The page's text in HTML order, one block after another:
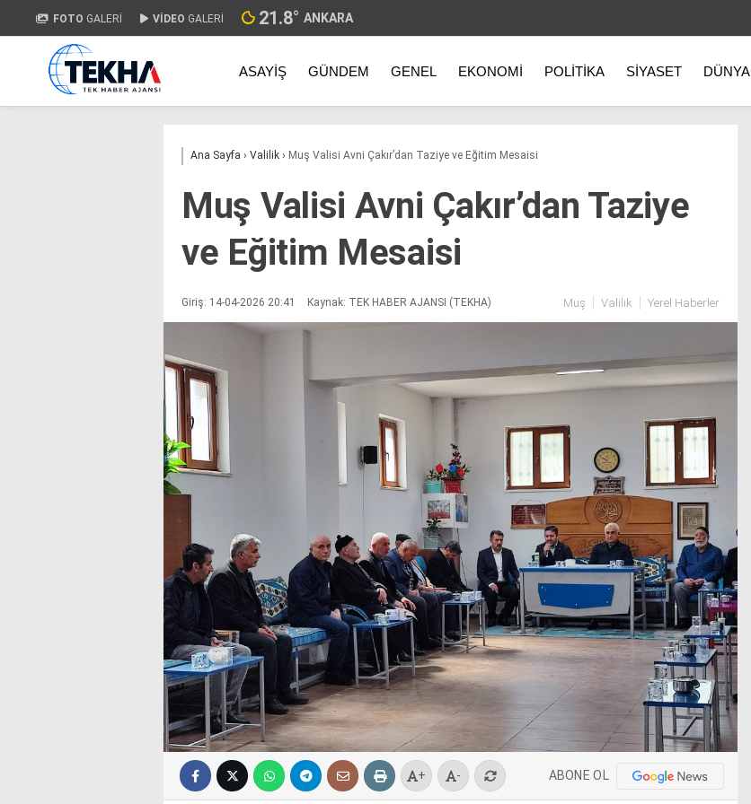
FOTO GALERİ VİDEO GALERİ 21.8° ANKARA
ASAYIŞ GÜNDEM GENEL EKONOMI POLITIKA SIYASET DÜNYA
Ana Sayfa › Valilik › Muş Valisi Avni Çakır’dan Taziye ve Eğitim Mesaisi
Muş Valisi Avni Çakır’dan Taziye
ve Eğitim Mesaisi
Giriş: 14-04-2026 20:41 Kaynak: TEK HABER AJANSI (TEKHA) Muş Valilik Yerel Haberler
+ - ABONE OL